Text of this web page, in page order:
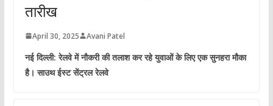
तारीख
April 30, 2025 Avani Patel
नई दिल्ली: रेलवे में नौकरी की तलाश कर रहे युवाओं के लिए एक सुनहरा मौका
है। साउथ ईस्ट सेंट्रल रेलवे